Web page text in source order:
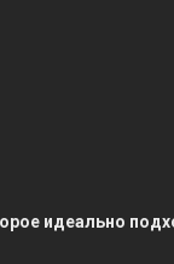
идеально